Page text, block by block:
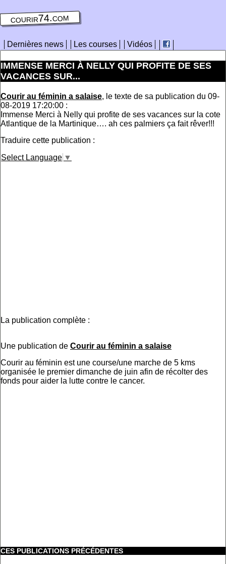
courir74.com
Dernières news Les courses Vidéos
IMMENSE MERCI À NELLY QUI PROFITE DE SES
VACANCES SUR...
Courir au féminin a salaise, le texte de sa publication du 09-
08-2019 17:20:00 :
Immense Merci à Nelly qui profite de ses vacances sur la cote
Atlantique de la Martinique…. ah ces palmiers ça fait rêver!!!
Traduire cette publication :
Select Language ▼
La publication complète :
Une publication de Courir au féminin a salaise
Courir au féminin est une course/une marche de 5 kms
organisée le premier dimanche de juin afin de récolter des
fonds pour aider la lutte contre le cancer.
CES PUBLICATIONS PRÉCÉDENTES